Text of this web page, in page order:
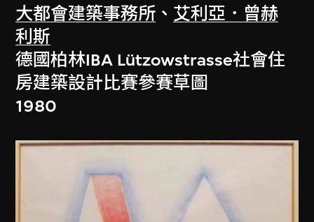
大都會建築事務所 、 艾利亞．曾赫
利斯
德國柏林IBA Lützowstrasse社會住
房建築設計比賽參賽草圖
1980